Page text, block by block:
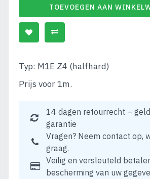
TOEVOEGEN AAN
Typ: M1E Z4 (halfhard)
Prijs voor 1m.
14 dagen retourrecht –
garantie
Vragen? Neem contact op,
graag.
Veilig en versleuteld
bescherming van uw